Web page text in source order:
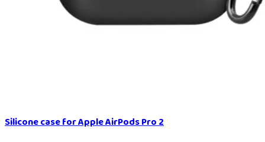
Silicone case for Apple AirPods Pro 2